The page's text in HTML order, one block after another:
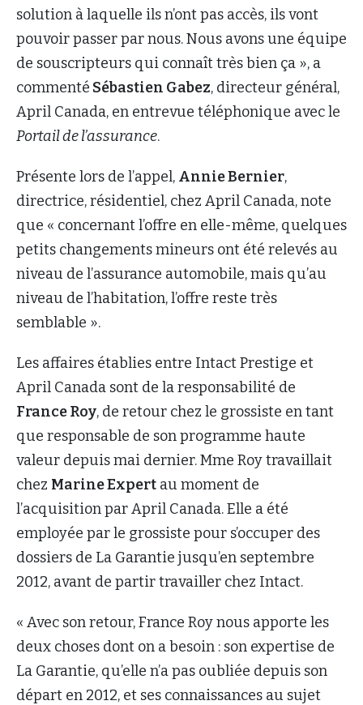
solution à laquelle ils n’ont pas accès, ils vont
pouvoir passer par nous. Nous avons une équipe
de souscripteurs qui connaît très bien ça », a
commenté Sébastien Gabez, directeur général,
April Canada, en entrevue téléphonique avec le
Portail de l’assurance.
Présente lors de l’appel, Annie Bernier,
directrice, résidentiel, chez April Canada, note
que « concernant l’offre en elle-même, quelques
petits changements mineurs ont été relevés au
niveau de l’assurance automobile, mais qu’au
niveau de l’habitation, l’offre reste très
semblable ».
Les affaires établies entre Intact Prestige et
April Canada sont de la responsabilité de
France Roy, de retour chez le grossiste en tant
que responsable de son programme haute
valeur depuis mai dernier. Mme Roy travaillait
chez Marine Expert au moment de
l’acquisition par April Canada. Elle a été
employée par le grossiste pour s’occuper des
dossiers de La Garantie jusqu’en septembre
2012, avant de partir travailler chez Intact.
« Avec son retour, France Roy nous apporte les
deux choses dont on a besoin : son expertise de
La Garantie, qu’elle n’a pas oubliée depuis son
départ en 2012, et ses connaissances au sujet